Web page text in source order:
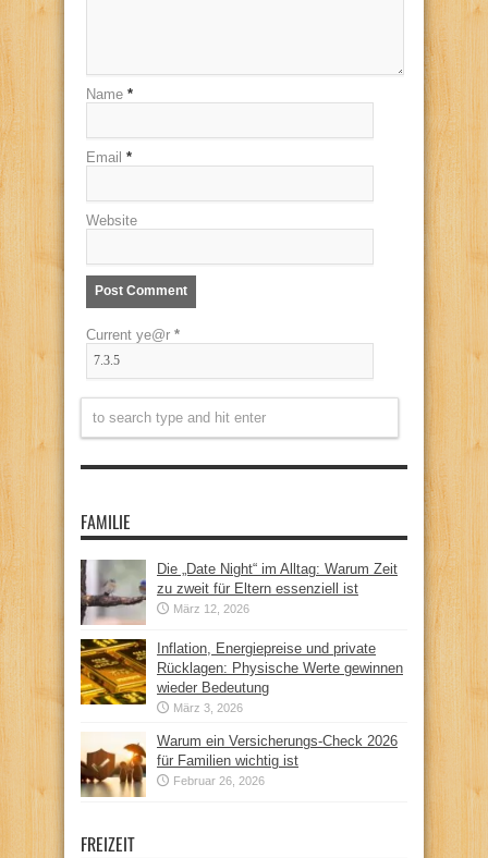
Name *
Email *
Website
Current ye@r *
FAMILIE
Die „Date Night“ im Alltag: Warum Zeit
zu zweit für Eltern essenziell ist
März 12, 2026
Inflation, Energiepreise und private
Rücklagen: Physische Werte gewinnen
wieder Bedeutung
März 3, 2026
Warum ein Versicherungs-Check 2026
für Familien wichtig ist
Februar 26, 2026
FREIZEIT